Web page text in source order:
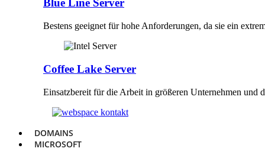
Blue Line Server
Bestens geeignet für hohe Anforderungen, da sie ein
Coffee Lake Server
Einsatzbereit für die Arbeit in größeren Unternehmen und
DOMAINS
MICROSOFT